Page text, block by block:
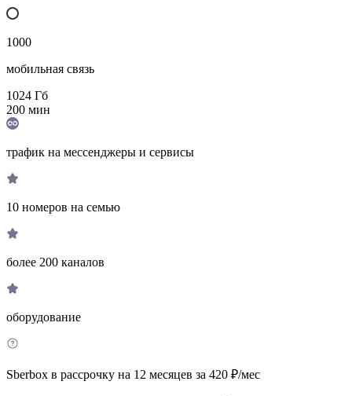
1000
мобильная связь
1024 Гб
200 мин
трафик на мессенджеры и сервисы
10 номеров на семью
более 200 каналов
оборудование
Sberbox в рассрочку на 12 месяцев за 420 ₽/мес